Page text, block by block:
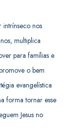
nos
multiplica
para famílias e
o bem
evangelística
forma tornar esse
Jesus no